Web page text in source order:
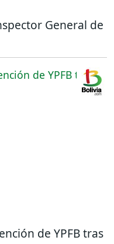
General de
de YPFB tras